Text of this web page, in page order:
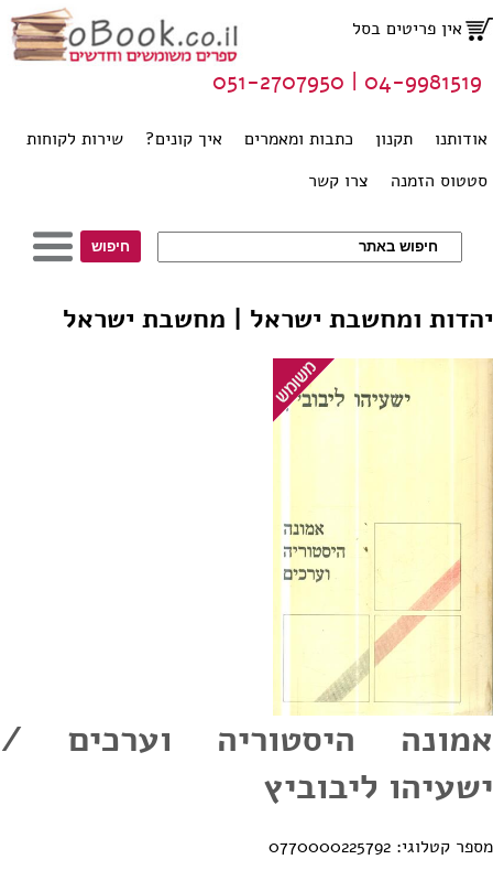
אין פריטים בסל
אודותנו תקנון כתבות ומאמרים איך קונים?
שירות לקוחות
סטטוס הזמנה
צרו קשר
04-9981519 | 051-2707950
יהדות ומחשבת ישראל | מחשבת ישראל
אמונה היסטוריה וערכים /
ישעיהו ליבוביץ
מספר קטלוגי: 0770000225792